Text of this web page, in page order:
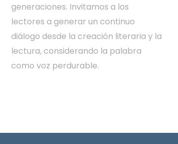
generaciones. Invitamos a los
lectores a generar un continuo
diálogo desde la creación literaria y la
lectura, considerando la palabra
como voz perdurable.